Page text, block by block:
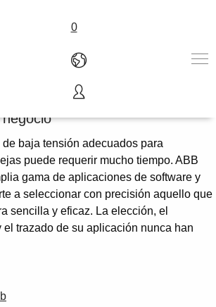
0
baja tensión adecuados para
puede requerir mucho tiempo. ABB
gama de aplicaciones de software y
a seleccionar con precisión aquello que
sencilla y eficaz. La elección, el
trazado de su aplicación nunca han